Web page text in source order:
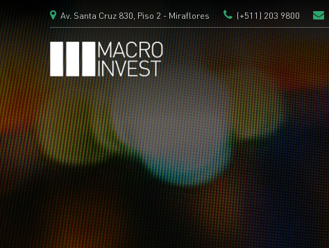
Av. Santa Cruz 830, Piso 2 - Miraflores (+511) 203 9800